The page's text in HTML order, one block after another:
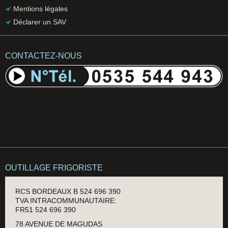
Mentions légales
Déclarer un SAV
CONTACTEZ-NOUS
OUTILLAGE FRIGORISTE
RCS BORDEAUX B 524 696 390
TVA INTRACOMMUNAUTAIRE:
FR51 524 696 390
78 AVENUE DE MAGUDAS